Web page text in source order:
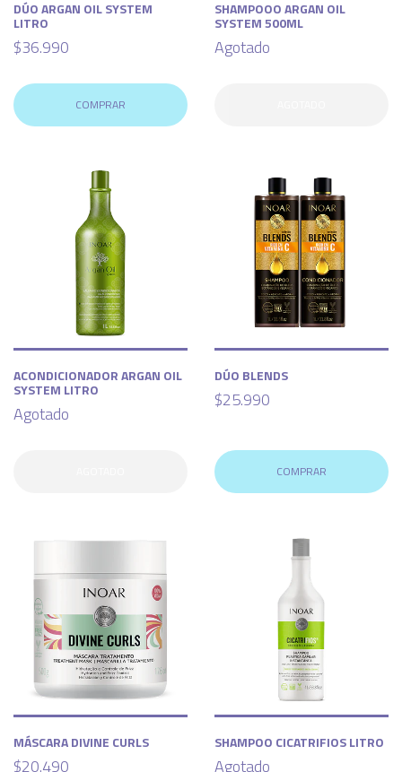
DÚO ARGAN OIL SYSTEM
LITRO
$36.990
COMPRAR
SHAMPOOO ARGAN OIL
SYSTEM 500ML
Agotado
ACONDICIONADOR ARGAN OIL
SYSTEM LITRO
Agotado
DÚO BLENDS
$25.990
COMPRAR
MÁSCARA DIVINE CURLS
$20.490
SHAMPOO CICATRIFIOS LITRO
Agotado